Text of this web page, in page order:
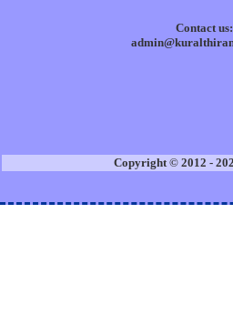
Contact us:
Copyright © 2012 -